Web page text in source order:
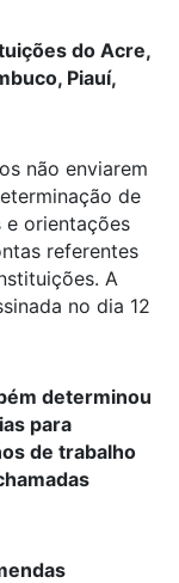
do Acre,
Piauí,
não enviarem
de
e orientações
referentes
A
no dia 12
determinou
para
de trabalho